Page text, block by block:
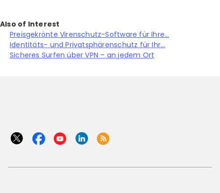
Also of Interest
Preisgekrönte Virenschutz-Software für Ihre...
Identitäts- und Privatsphärenschutz für Ihr...
Sicheres Surfen über VPN – an jedem Ort